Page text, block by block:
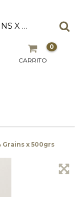
MIEL CREMOSA HONEY & GRAINS X 500GRS
CARRITO
0
Grains x 500grs